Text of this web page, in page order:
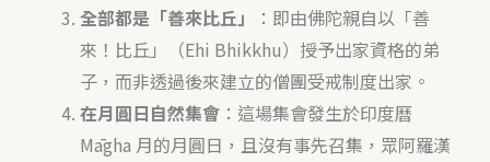
全部都是「善來比丘」
：即由佛陀親自以「善
來！比丘」（Ehi Bhikkhu）授予出家資格的弟
子，而非透過後來建立的僧團受戒制度出家。
在月圓日自然集會：這場集會發生於印度曆
Māgha 月的月圓日，且沒有事先召集，眾阿羅漢